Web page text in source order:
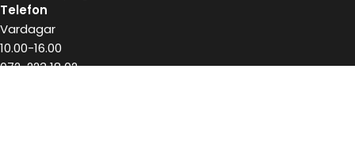
Telefon
Vardagar
10.00-16.00
072-223 18 02